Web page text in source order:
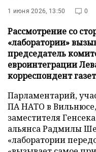
1 июня 2026, 13:50 0
Рассмотрение со
«лаборатории»
председатель
евроинтеграции
корреспондент
Парламентарий,
ПА НАТО в Вильнюсе,
заместителя
альянса Радмилы
«лаборатории